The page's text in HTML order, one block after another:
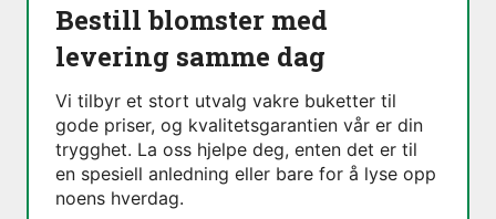
Bestill blomster med
levering samme dag
Vi tilbyr et stort utvalg vakre buketter til
gode priser, og kvalitetsgarantien vår er din
trygghet. La oss hjelpe deg, enten det er til
en spesiell anledning eller bare for å lyse opp
noens hverdag.